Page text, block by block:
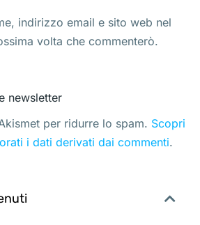
indirizzo email e sito web nel
volta che commenterò.
newsletter
per ridurre lo spam. Scopri
i dati derivati dai commenti.